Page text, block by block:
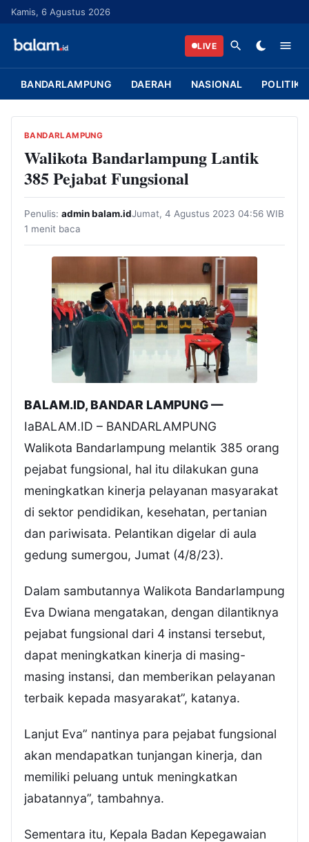
u
Kamis, 6 Agustus 2026
LIVE
BANDARLAMPUNG DAERAH NASIONAL POLITIK
BANDARLAMPUNG
Walikota Bandarlampung Lantik
385 Pejabat Fungsional
Penulis: admin balam.idJumat, 4 Agustus 2023 04:56 WIB
1 menit baca
BALAM.ID, BANDAR LAMPUNG —
IaBALAM.ID – BANDARLAMPUNG
Walikota Bandarlampung melantik 385 orang
pejabat fungsional, hal itu dilakukan guna
meningkatkan kinerja pelayanan masyarakat
di sektor pendidikan, kesehatan, pertanian
dan pariwisata. Pelantikan digelar di aula
gedung sumergou, Jumat (4/8/23).
Dalam sambutannya Walikota Bandarlampung
Eva Dwiana mengatakan, dengan dilantiknya
pejabat fungsional dari 4 instansi tersebut,
dapat meningkatkan kinerja di masing-
masing instansi, dan memberikan pelayanan
terbaik kepada masyarakat”, katanya.
Lanjut Eva” nantinya para pejabat fungsional
akan mendapatkan tunjangan kinerja, dan
memiliki peluang untuk meningkatkan
jabatannya”, tambahnya.
Sementara itu, Kepala Badan Kepegawaian